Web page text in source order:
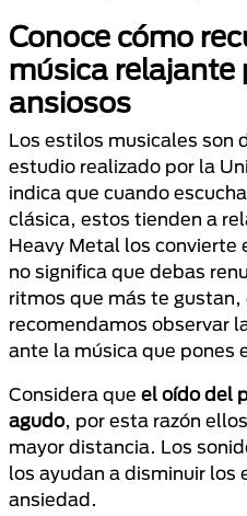
Conoce cómo
música relajante
ansiosos
Los estilos musicales son
estudio realizado por la
indica que cuando
clásica, estos tienden a
Heavy Metal los convierte
no significa que debas
ritmos que más te gustan,
recomendamos observar
ante la música que pones
Considera que el oído del
agudo, por esta razón
mayor distancia. Los
los ayudan a disminuir los
ansiedad.